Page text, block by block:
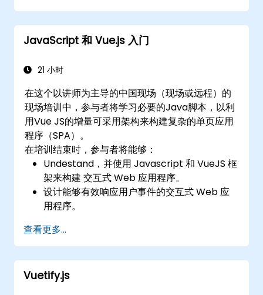
将 VueJS 集成到现有网页中。
使用 Vue 的生态系统来扩展框架的功能。
JavaScript 和 Vue.js 入门
21 小时
在这个以讲师为主导的中国现场（现场或远程）的
现场培训中，参与者将学习必要的Java脚本，以利
用Vue JS的增量可采用架构来构建复杂的单页应用
程序（SPA）。
在培训结束时，参与者将能够：
Undestand，并使用 Javascript 和 VueJS 框
架来构建 交互式 Web 应用程序。
设计能够有效响应用户事件的交互式 Web 应
用程序。
以增量方式将视图推进为成熟的单页应用程
序。
查看更多...
Vuetify.js